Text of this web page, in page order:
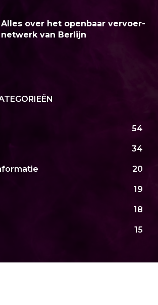
Alles over het openbaar vervoer-
netwerk van Berlijn
54
34
20
19
18
15